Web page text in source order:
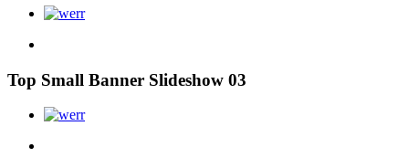
Top Small Banner Slideshow 03